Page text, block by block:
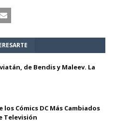
de Bendis y Maleev. La
los Cómics DC Más Cambiados
Televisión